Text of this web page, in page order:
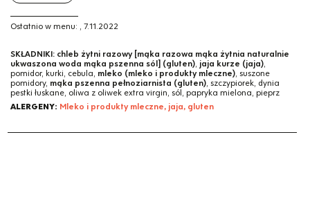
Ostatnio w menu: , 7.11.2022
SKŁADNIKI: chleb żytni razowy [mąka razowa mąka żytnia naturalnie
ukwaszona woda mąka pszenna sól] (gluten), jaja kurze (jaja),
pomidor, kurki, cebula, mleko (mleko i produkty mleczne), suszone
pomidory, mąka pszenna pełnoziarnista (gluten), szczypiorek, dynia
pestki łuskane, oliwa z oliwek extra virgin, sól, papryka mielona, pieprz
ALERGENY: Mleko i produkty mleczne, jaja, gluten